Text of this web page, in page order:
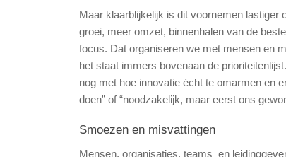
Maar klaarblijkelijk is dit voornemen lastiger
groei, meer omzet, binnenhalen van de
focus. Dat organiseren we met mensen en
het staat immers bovenaan de
nog met hoe innovatie écht te omarmen en
doen” of “noodzakelijk, maar eerst ons
Smoezen en misvattingen
Mensen, organisaties, teams_en